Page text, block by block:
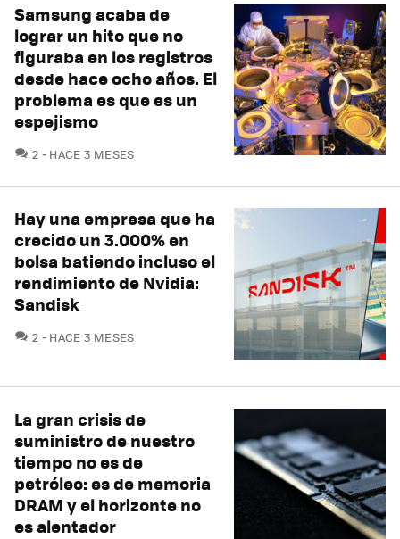
Samsung acaba de
lograr un hito que no
figuraba en los registros
desde hace ocho años. El
problema es que es un
espejismo
2 COMENTARIOS
HACE 3 MESES
Hay una empresa que ha
crecido un 3.000% en
bolsa batiendo incluso el
rendimiento de Nvidia:
Sandisk
2 COMENTARIOS
HACE 3 MESES
La gran crisis de
suministro de nuestro
tiempo no es de
petróleo: es de memoria
DRAM y el horizonte no
es alentador